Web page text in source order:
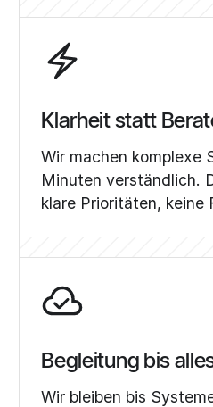
Klarheit statt
Wir machen komplexe
Minuten verständlich.
klare Prioritäten, keine
Begleitung bis
Wir bleiben bis